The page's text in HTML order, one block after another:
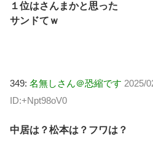
１位はさんまかと思った
サンドてｗ
349: 名無しさん＠恐縮です 2025/
ID:+Npt98oV0
中居は？松本は？フワは？